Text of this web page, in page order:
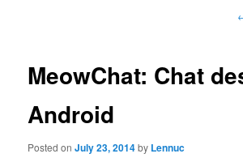
MeowChat: Chat
Android
Posted onJuly 23, 2014by Lennuc